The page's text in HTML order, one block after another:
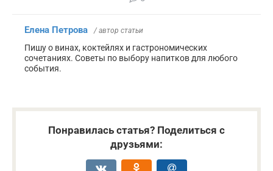
Елена Петрова / автор статьи
Пишу о винах, коктейлях и гастрономических
сочетаниях. Советы по выбору напитков для любого
события.
Понравилась статья? Поделиться с
друзьями: